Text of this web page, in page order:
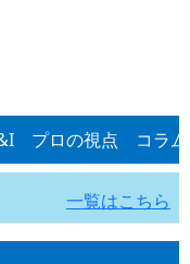
プロの視点 コラム
一覧はこちら